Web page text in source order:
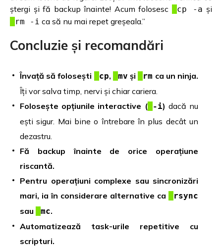
ștergi și fă backup înainte! Acum folosesc
cp -a și
rm -i ca să nu mai repet greșeala.”
Concluzie și recomandări
Învață să folosești cp, mv și rm ca un ninja.
Îți vor salva timp, nervi și chiar cariera.
Folosește opțiunile interactive (
-i) dacă nu
ești sigur. Mai bine o întrebare în plus decât un
dezastru.
Fă backup înainte de orice operațiune
riscantă.
Pentru operațiuni complexe sau sincronizări
mari, ia în considerare alternative ca
rsync
sau mc.
Automatizează task-urile repetitive cu
scripturi.